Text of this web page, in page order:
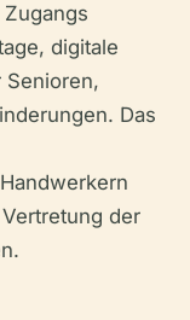
digitale
Das
der